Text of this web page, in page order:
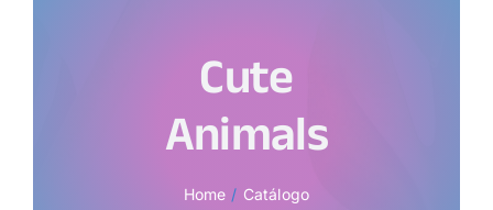
Cute
Animals
Home Catálogo